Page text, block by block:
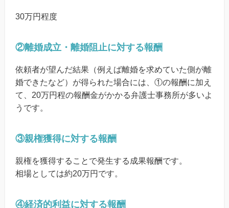
30万円程度
②離婚成立・離婚阻止に対する報酬
依頼者が望んだ結果（例えば離婚を求めていた側が離
婚できたなど）が得られた場合には、①の報酬に加え
て、20万円程の報酬金がかかる弁護士事務所が多いよ
うです。
③親権獲得に対する報酬
親権を獲得することで発生する成果報酬です。
相場としては約20万円です。
④経済的利益に対する報酬